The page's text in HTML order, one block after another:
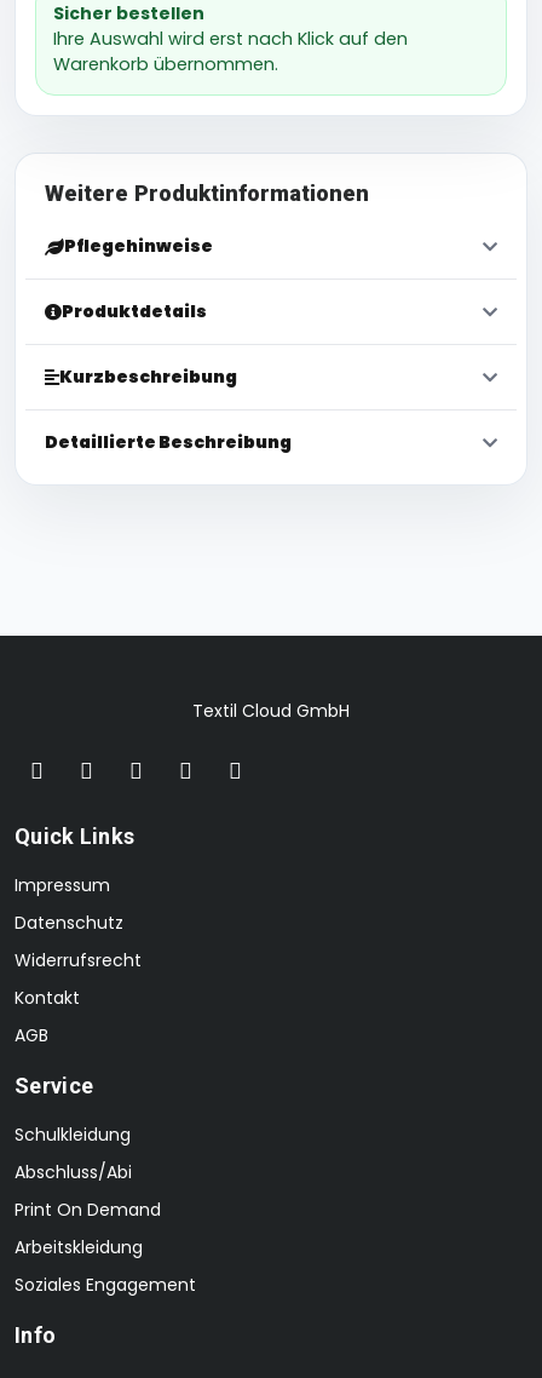
Sicher bestellen
Ihre Auswahl wird erst nach Klick auf den
Warenkorb übernommen.
Weitere Produktinformationen
Pflegehinweise
Produktdetails
Kurzbeschreibung
Detaillierte Beschreibung
Textil Cloud GmbH
Quick Links
Impressum
Datenschutz
Widerrufsrecht
Kontakt
AGB
Service
Schulkleidung
Abschluss/Abi
Print On Demand
Arbeitskleidung
Soziales Engagement
Info